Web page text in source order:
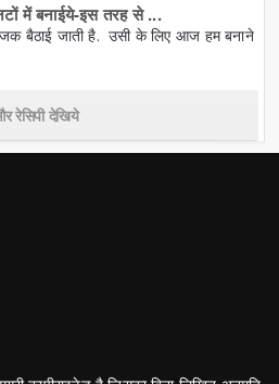
में बनाईये-इस तरह से ...
बैठाई जाती है. उसी के लिए आज हम बनाने
रेसिपी देखिये